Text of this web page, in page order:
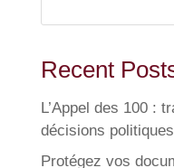
Recent
L’Appel des 100 :
décisions politiques
Protégez vos